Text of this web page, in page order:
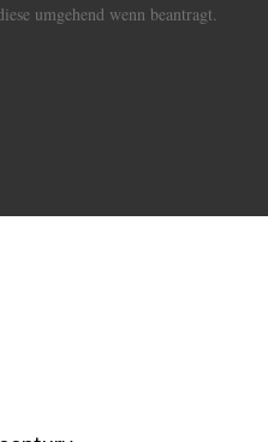
umgehend wenn beantragt.